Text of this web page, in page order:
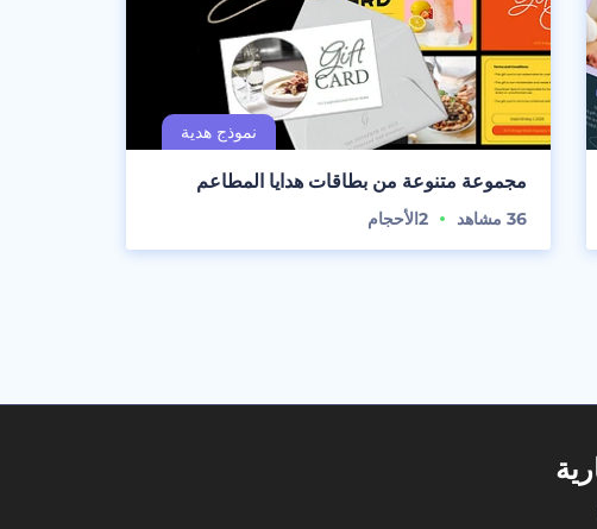
مجموعة متنوعة من بطاقات هدايا المطاعم
36مشاهد 2الأحجام